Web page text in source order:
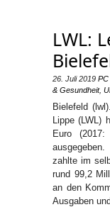
LWL:
26. Juli 2019 PC
& Gesundheit,
Bielefeld
Lippe (LWL)
Euro
zahlte im
rund 99,2
an den
Ausgaben